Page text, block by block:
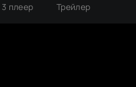
3 плеер Трейлер